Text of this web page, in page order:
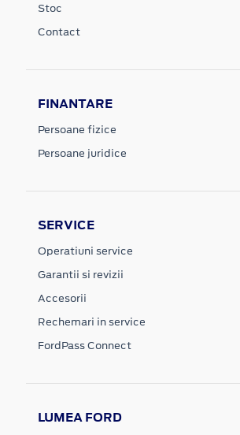
Stoc
Contact
FINANTARE
Persoane fizice
Persoane juridice
SERVICE
Operatiuni service
Garantii si revizii
Accesorii
Rechemari in service
FordPass Connect
LUMEA FORD